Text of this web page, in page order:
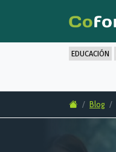
EDUCACIÓN
Blog